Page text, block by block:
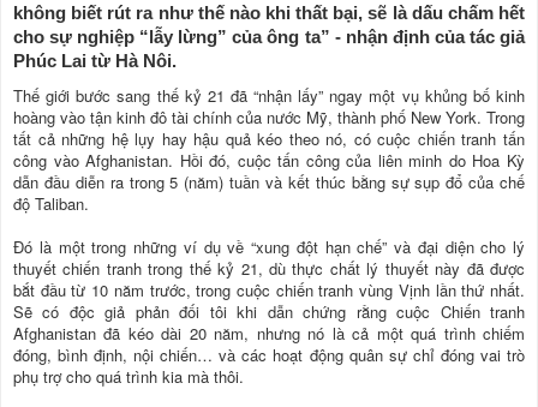
không biết rút ra như thế nào khi thất bại, sẽ là dấu chấm hết
cho sự nghiệp “lẫy lừng” của ông ta” - nhận định của tác giả
Phúc Lai từ Hà Nôi.
Thế giới bước sang thế kỷ 21 đã “nhận lấy” ngay một vụ khủng bố kinh
hoàng vào tận kinh đô tài chính của nước Mỹ, thành phố New York. Trong
tất cả những hệ lụy hay hậu quả kéo theo nó, có cuộc chiến tranh tấn
công vào Afghanistan. Hồi đó, cuộc tấn công của liên minh do Hoa Kỳ
dẫn đầu diễn ra trong 5 (năm) tuần và kết thúc bằng sự sụp đổ của chế
độ Taliban.
Đó là một trong những ví dụ về “xung đột hạn chế” và đại diện cho lý
thuyết chiến tranh trong thế kỷ 21, dù thực chất lý thuyết này đã được
bắt đầu từ 10 năm trước, trong cuộc chiến tranh vùng Vịnh lần thứ nhất.
Sẽ có độc giả phản đối tôi khi dẫn chứng rằng cuộc Chiến tranh
Afghanistan đã kéo dài 20 năm, nhưng nó là cả một quá trình chiếm
đóng, bình định, nội chiến… và các hoạt động quân sự chỉ đóng vai trò
phụ trợ cho quá trình kia mà thôi.